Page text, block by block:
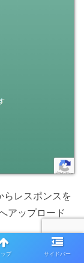
らレスポンスを
アップロード
仕方は以下を参照
ップ サイドバー